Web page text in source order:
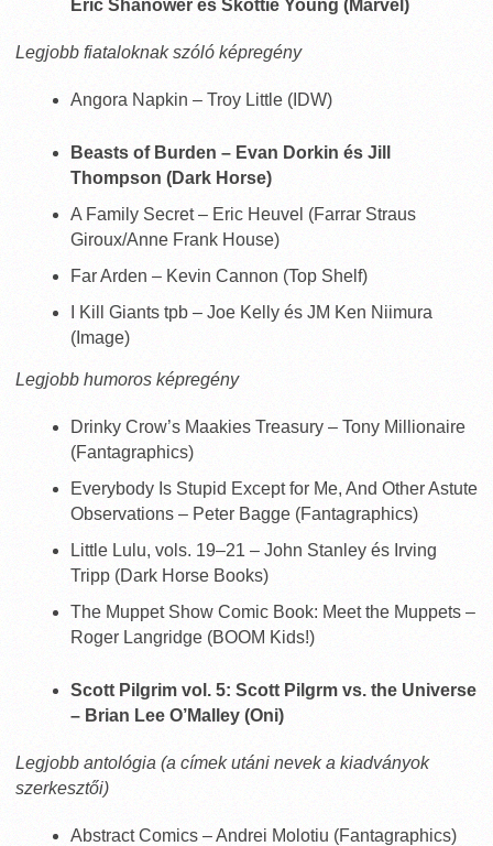
Eric Shanower és Skottie Young (Marvel)
Legjobb fiataloknak szóló képregény
Angora Napkin – Troy Little (IDW)
Beasts of Burden – Evan Dorkin és Jill
Thompson (Dark Horse)
A Family Secret – Eric Heuvel (Farrar Straus
Giroux/Anne Frank House)
Far Arden – Kevin Cannon (Top Shelf)
I Kill Giants tpb – Joe Kelly és JM Ken Niimura
(Image)
Legjobb humoros képregény
Drinky Crow’s Maakies Treasury – Tony Millionaire
(Fantagraphics)
Everybody Is Stupid Except for Me, And Other Astute
Observations – Peter Bagge (Fantagraphics)
Little Lulu, vols. 19–21 – John Stanley és Irving
Tripp (Dark Horse Books)
The Muppet Show Comic Book: Meet the Muppets –
Roger Langridge (BOOM Kids!)
Scott Pilgrim vol. 5: Scott Pilgrm vs. the Universe
– Brian Lee O’Malley (Oni)
Legjobb antológia (a címek utáni nevek a kiadványok
szerkesztői)
Abstract Comics – Andrei Molotiu (Fantagraphics)